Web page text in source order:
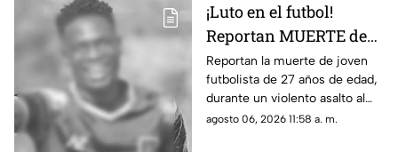
¡Luto en el futbol!
Reportan MUERTE de
famoso FUTBOLISTA a
los 27 años durante
ASALTO; esto se sabe
Reportan la muerte de joven
futbolista de 27 años de edad,
durante un violento asalto al
que se resistió, te damos los
agosto 06, 2026 11:58 a. m.